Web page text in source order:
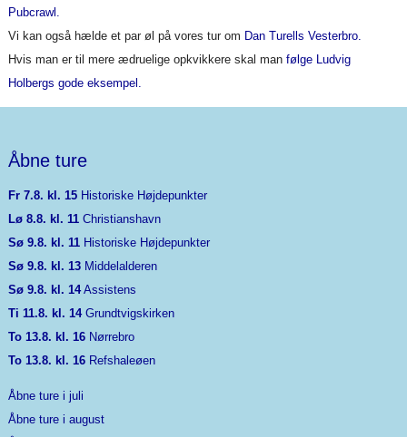
Pubcrawl.
Vi kan også hælde et par øl på vores tur om Dan Turells Vesterbro.
Hvis man er til mere ædruelige opkvikkere skal man følge Ludvig
Holbergs gode eksempel.
Åbne ture
Fr 7.8. kl. 15Historiske Højdepunkter
Lø 8.8. kl. 11Christianshavn
Sø 9.8. kl. 11Historiske Højdepunkter
Sø 9.8. kl. 13Middelalderen
Sø 9.8. kl. 14Assistens
Ti 11.8. kl. 14Grundtvigskirken
To 13.8. kl. 16Nørrebro
To 13.8. kl. 16Refshaleøen
Åbne ture i juli
Åbne ture i august